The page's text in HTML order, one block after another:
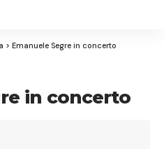
> Emanuele Segre in concerto
in concerto